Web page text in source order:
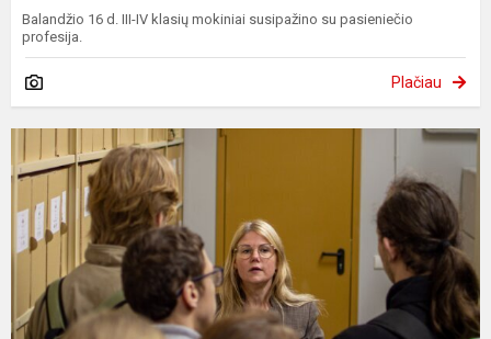
Balandžio 16 d. III-IV klasių mokiniai susipažino su pasieniečio
profesija.
Plačiau